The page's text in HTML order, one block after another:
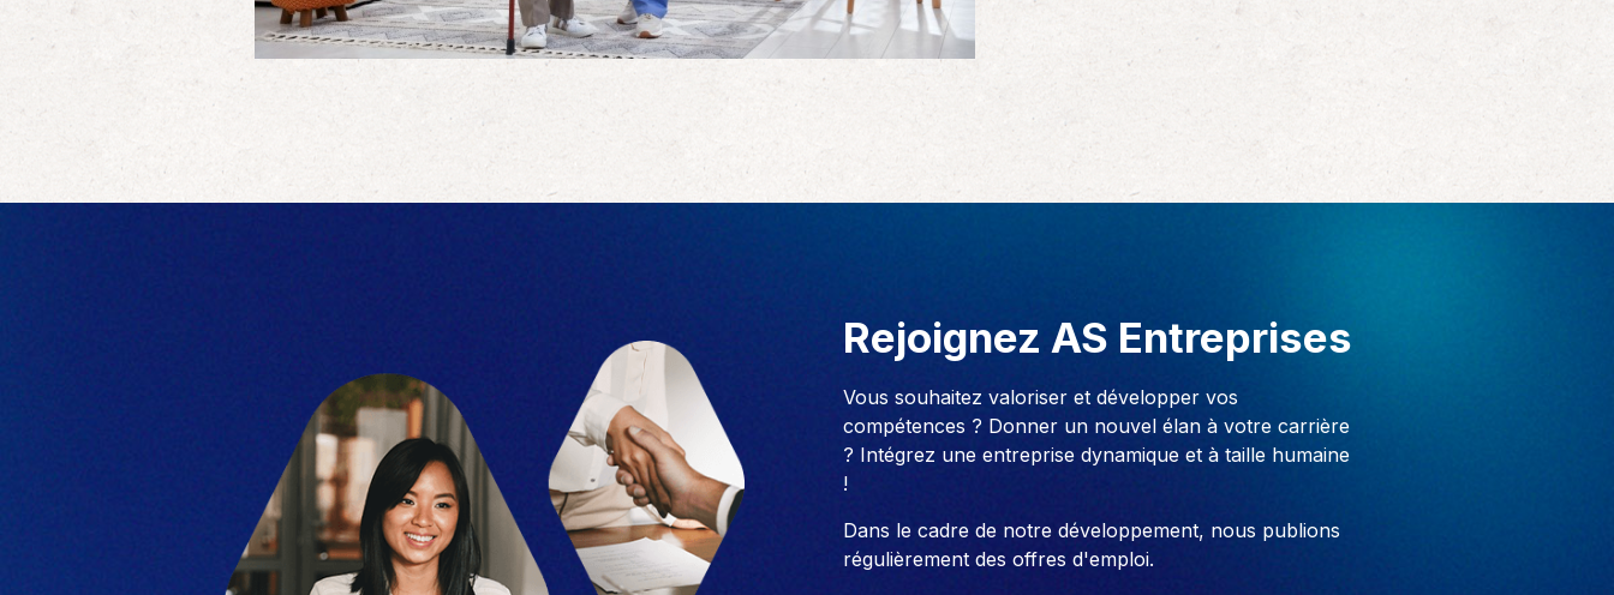
Rejoignez AS Entreprises
Vous souhaitez valoriser et développer vos
compétences ? Donner un nouvel élan à votre carrière
? Intégrez une entreprise dynamique et à taille humaine
!
Dans le cadre de notre développement, nous publions
régulièrement des offres d'emploi.